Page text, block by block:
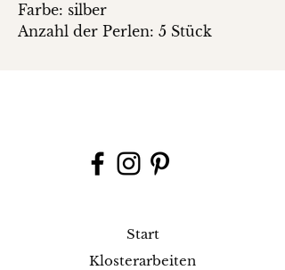
Farbe: silber
Anzahl der Perlen: 5 Stück
Start
Klosterarbeiten